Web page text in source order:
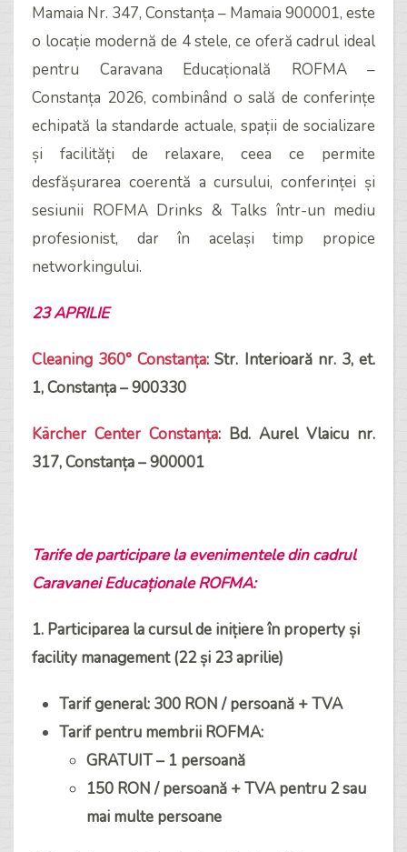
Mamaia Nr. 347, Constanța – Mamaia 900001, este
o locație modernă de 4 stele, ce oferă cadrul ideal
pentru Caravana Educațională ROFMA –
Constanța 2026, combinând o sală de conferințe
echipată la standarde actuale, spații de socializare
și facilități de relaxare, ceea ce permite
desfășurarea coerentă a cursului, conferinței și
sesiunii ROFMA Drinks & Talks într-un mediu
profesionist, dar în același timp propice
networkingului.
23 APRILIE
Cleaning 360° Constanța: Str. Interioară nr. 3, et.
1, Constanța – 900330
Kärcher Center Constanța: Bd. Aurel Vlaicu nr.
317, Constanța – 900001
Tarife de participare la evenimentele din cadrul
Caravanei Educaționale ROFMA:
1. Participarea la cursul de inițiere în property și
facility management (22 și 23 aprilie)
Tarif general: 300 RON / persoană + TVA
Tarif pentru membrii ROFMA:
GRATUIT – 1 persoană
150 RON / persoană + TVA pentru 2 sau
mai multe persoane